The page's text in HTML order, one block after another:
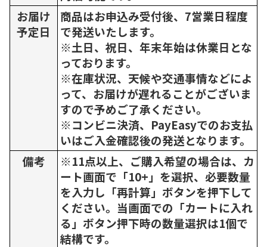
お届け
予定日
商品はお申込み受付後、7営業日程度
で発送いたします。
※土日、祝日、年末年始は休業日とな
っております。
※在庫状況、天候や交通事情などによ
って、お届けが遅れることがございま
すので予めご了承ください。
※コンビニ決済、PayEasyでのお支払
いはご入金確認後の発送となります。
備考
※11点以上、ご購入希望の場合は、カ
ート画面で「10+」を選択、必要数量
を入力し「再計算」ボタンを押下して
ください。当画面での「カートに入れ
る」ボタン押下時の数量選択は1個で
結構です。